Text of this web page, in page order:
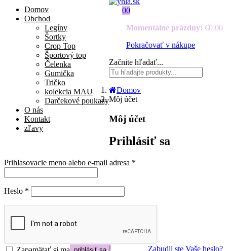
Domov
Obchod
Legíny
Šortky
Crop Top
Športový top
Čelenka
Gumička
Tričko
kolekcia MAU
Darčekové poukazy
O nás
Kontakt
zľavy
0
Momentálne prázdny: €0.00
Pokračovať v nákupe
0
Začnite hľadať...
Domov
Môj účet
Môj účet
Prihlásiť sa
Prihlasovacie meno alebo e-mail adresa *
Heslo *
Zabudli ste Vaše heslo?